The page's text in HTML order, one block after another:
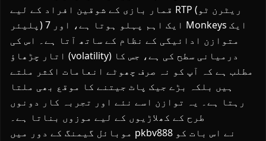
قمار بازی کے شوقین افراد کے لیے RTP (ریٹرن ٹو
پلیئر) ایک اہم پہلو ہوتا ہے، اور 7 Monkeys ایک
متوازن ادائیگی کے نظام کے ساتھ آتا ہے۔ اس کی
اتار چڑھاؤ (volatility) درمیانی سطح کی ہے، جس کا
مطلب ہے کہ آپ کو نہ صرف چھوٹے انعامات اکثر ملتے
ہیں بلکہ بڑے جیک پاٹ جیتنے کا موقع بھی ملتا
رہتا ہے۔ یہ توازن اسے نئے اور تجربہ کار دونوں
طرح کے کھلاڑیوں کے لیے موزوں بناتا ہے۔
موبائل گیمنگ کے دور میں pkbv888 نے اس بات کو